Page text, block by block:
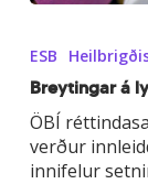
lyfjalögum
og
lögum
um
lækningatæki
ESB
Breytingar á
ÖBÍ
verður
innifelur